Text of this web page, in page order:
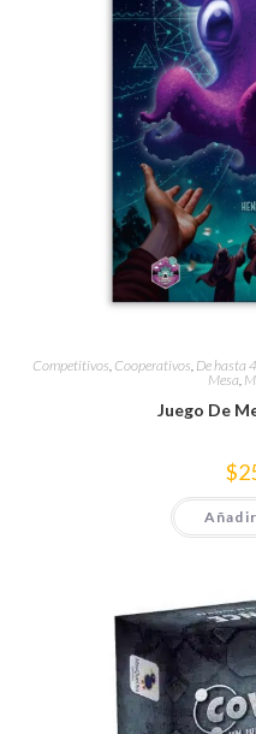
Competitivos, Cooperativos, De hasta
Mesa,
Juego De
$